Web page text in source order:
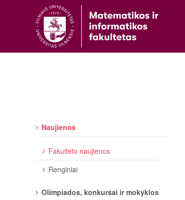
Naujienos
Fakulteto naujienos
Renginiai
Olimpiados, konkursai ir mokyklos